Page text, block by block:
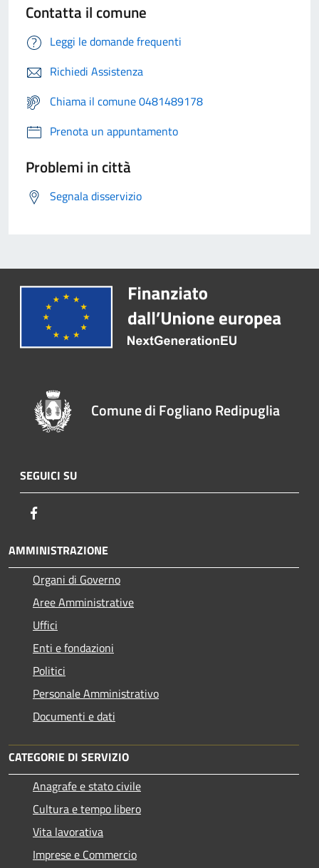
Contatta il comune
Leggi le domande frequenti
Richiedi Assistenza
Chiama il comune 0481489178
Prenota un appuntamento
Problemi in città
Segnala disservizio
Comune di Fogliano Redipuglia
SEGUICI SU
AMMINISTRAZIONE
Organi di Governo
Aree Amministrative
Uffici
Enti e fondazioni
Politici
Personale Amministrativo
Documenti e dati
CATEGORIE DI SERVIZIO
Anagrafe e stato civile
Cultura e tempo libero
Vita lavorativa
Imprese e Commercio